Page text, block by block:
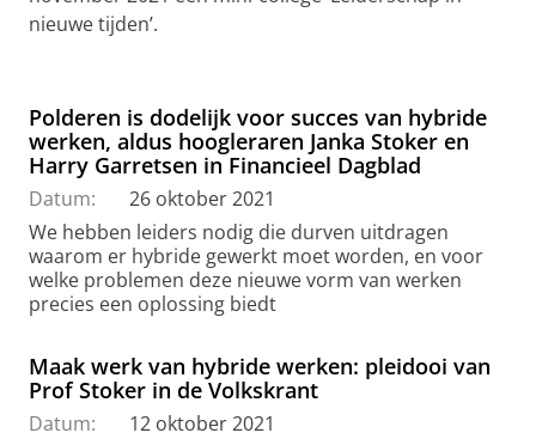
nieuwe tijden’.
Polderen is dodelijk voor succes van hybride
werken, aldus hoogleraren Janka Stoker en
Harry Garretsen in Financieel Dagblad
Datum:
26 oktober 2021
We hebben leiders nodig die durven uitdragen
waarom er hybride gewerkt moet worden, en voor
welke problemen deze nieuwe vorm van werken
precies een oplossing biedt
Maak werk van hybride werken: pleidooi van
Prof Stoker in de Volkskrant
Datum:
12 oktober 2021